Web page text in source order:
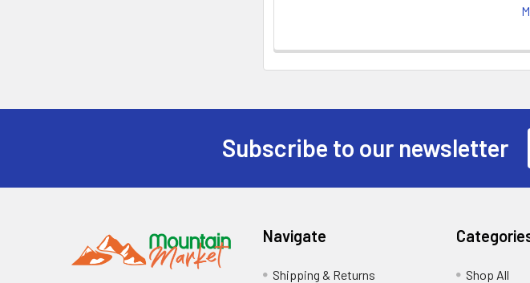
Subscribe to our newsletter
Navigate
Shipping & Returns
Shop All